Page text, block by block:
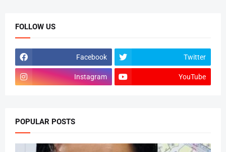
FOLLOW US
Facebook Twitter
Instagram YouTube
POPULAR POSTS